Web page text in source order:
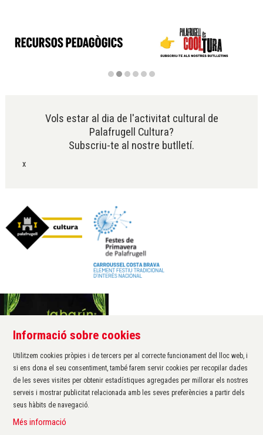
Vols estar al dia de l'activitat cultural de
Palafrugell Cultura?
Subscriu-te al nostre butlletí.
x
Àrea de cultura de l'Ajuntament de Palafrugell
Carrer Santa Margarida, 1
17200 Palafrugell
972 611 172 ·
cultura@palafrugell.cat
Sitemap | Avís Legal
Informació sobre cookies
Utilitzem cookies pròpies i de tercers per al correcte funcionament del lloc web, i
si ens dona el seu consentiment, també farem servir cookies per recopilar dades
de les seves visites per obtenir estadístiques agregades per millorar els nostres
serveis i mostrar publicitat relacionada amb les seves preferències a partir dels
seus hàbits de navegació.
Més informació